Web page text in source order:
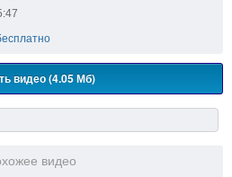
видео (4.05 Мб)
видео